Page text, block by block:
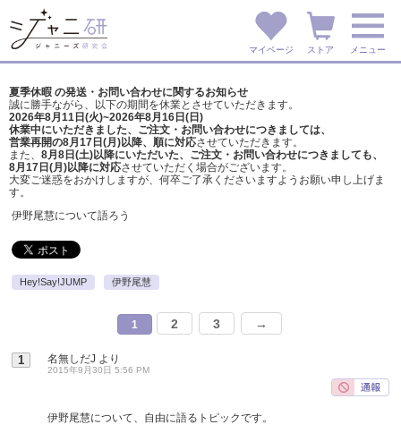
マイページ ストア メニュー
夏季休暇 の発送・お問い合わせに関するお知らせ
誠に勝手ながら、以下の期間を休業とさせていただきます。
2026年8月11日(火)~2026年8月16日(日)
休業中にいただきました、ご注文・お問い合わせにつきましては、
営業再開の8月17日(月)以降、順に対応させていただきます。
また、 8月8日(土)以降にいただいた、ご注文・ お問い合わせにつきましても、
8月17日(月)以降に対応させていただく場合がございます。
大変ご迷惑をおかけしますが、 何卒ご了承くださいますようお願い申し上げま
す。
伊野尾慧について語ろう
Hey!Say!JUMP 伊野尾慧
1 2 3 →
1 名無しだJ より
2015年9月30日 5:56 PM
伊野尾慧について、自由に語るトピックです。